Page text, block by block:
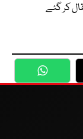
کر گئے